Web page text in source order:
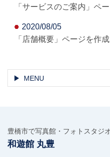
「サービスのご案内」ペ
2020/08/05
「店舗概要」ページを作
MENU
豊橋市で写真館・フォトスタジ
和遊館 丸豊